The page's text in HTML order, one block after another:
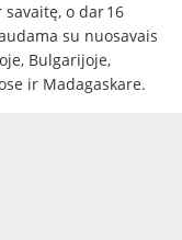
o dar 16
su nuosavais
Bulgarijoje,
ir Madagaskare.